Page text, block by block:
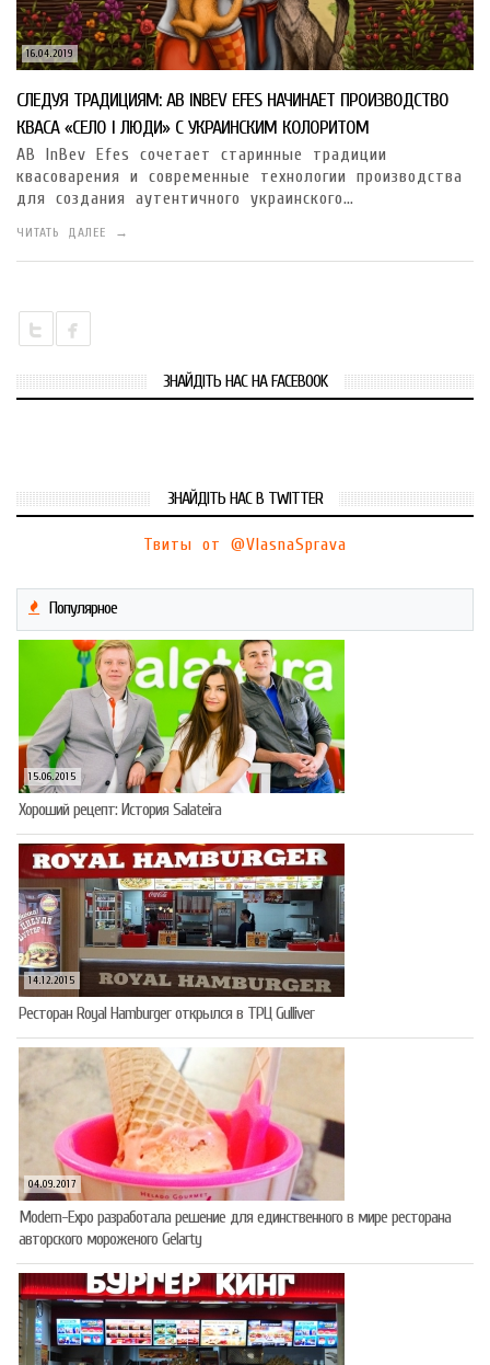
16.04.2019
СЛЕДУЯ ТРАДИЦИЯМ: AB INBEV EFES НАЧИНАЕТ ПРОИЗВОДСТВО
КВАСА «СЕЛО І ЛЮДИ» С УКРАИНСКИМ КОЛОРИТОМ
AB InBev Efes сочетает старинные традиции
квасоварения и современные технологии производства
для создания аутентичного украинского…
ЧИТАТЬ ДАЛЕЕ →
ЗНАЙДІТЬ НАС НА FACEBOOK
ЗНАЙДІТЬ НАС В TWITTER
Твиты от @VlasnaSprava
Популярное
15.06.2015
Хороший рецепт: История Salateira
14.12.2015
Ресторан Royal Hamburger открылся в ТРЦ Gulliver
04.09.2017
Modern-Expo разработала решение для единственного в мире ресторана
авторского мороженого Gelarty